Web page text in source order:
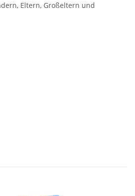
Eltern, Großeltern und